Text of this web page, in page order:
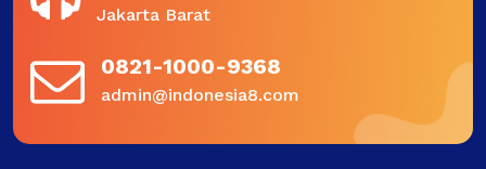
Jakarta Barat
0821-1000-9368
admin@indonesia8.com